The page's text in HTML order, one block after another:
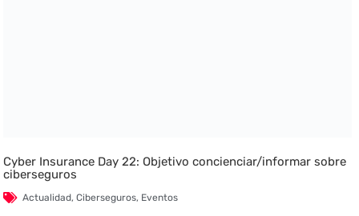
Cyber Insurance Day 22: Objetivo concienciar/informar sobre
ciberseguros
Actualidad,Ciberseguros, Eventos